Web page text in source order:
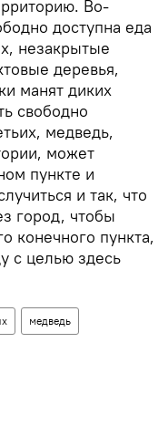
Во-
доступна еда
незакрытые
деревья,
манят диких
свободно
медведь,
может
пункте и
и так, что
город, чтобы
конечного пункта,
с целью здесь
медведь